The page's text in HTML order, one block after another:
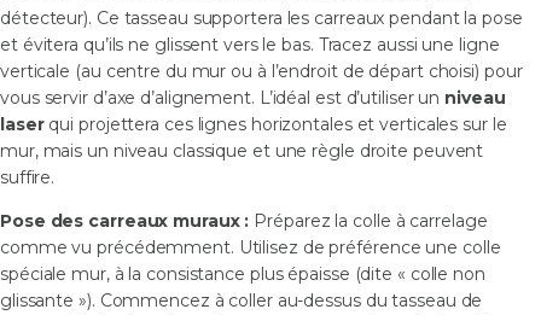
détecteur). Ce tasseau supportera les carreaux pendant la pose
et évitera qu’ils ne glissent vers le bas. Tracez aussi une ligne
verticale (au centre du mur ou à l’endroit de départ choisi) pour
vous servir d’axe d’alignement. L’idéal est d’utiliser un niveau
laser qui projettera ces lignes horizontales et verticales sur le
mur, mais un niveau classique et une règle droite peuvent
suffire.
Pose des carreaux muraux : Préparez la colle à carrelage
comme vu précédemment. Utilisez de préférence une colle
spéciale mur, à la consistance plus épaisse (dite « colle non
glissante »). Commencez à coller au-dessus du tasseau de